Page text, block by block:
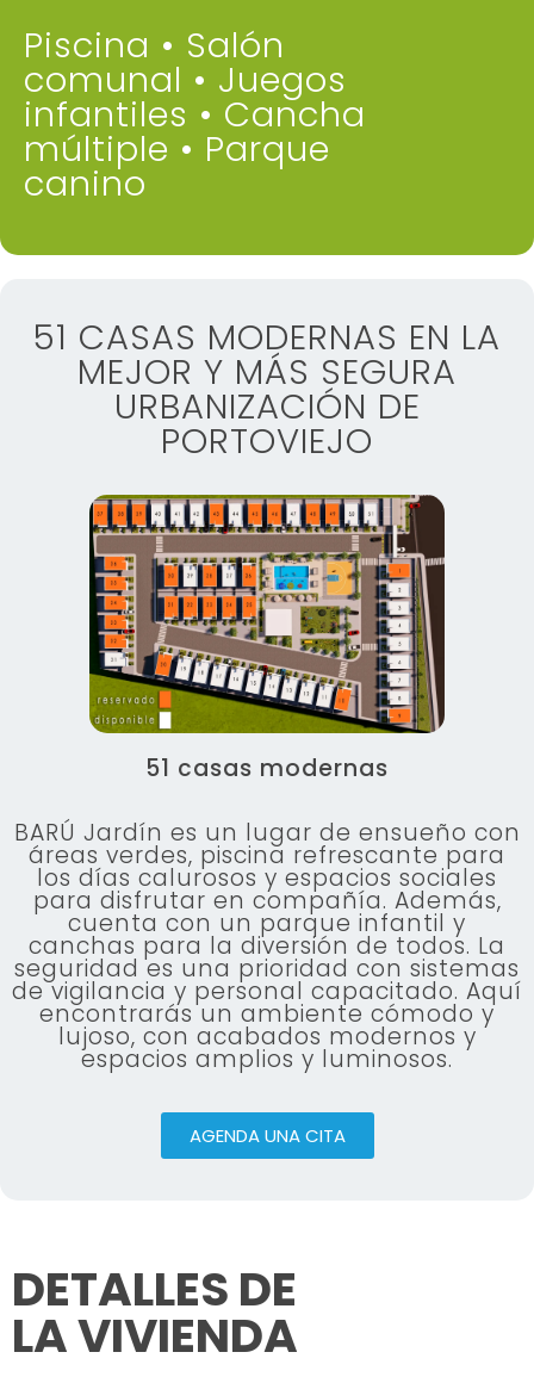
Piscina • Salón
comunal • Juegos
infantiles • Cancha
múltiple • Parque
canino
51 CASAS MODERNAS EN LA
MEJOR Y MÁS SEGURA
URBANIZACIÓN DE
PORTOVIEJO
51 casas modernas
BARÚ Jardín es un lugar de ensueño con
áreas verdes, piscina refrescante para
los días calurosos y espacios sociales
para disfrutar en compañía. Además,
cuenta con un parque infantil y
canchas para la diversión de todos. La
seguridad es una prioridad con sistemas
de vigilancia y personal capacitado. Aquí
encontrarás un ambiente cómodo y
lujoso, con acabados modernos y
espacios amplios y luminosos.
AGENDA UNA CITA
DETALLES DE
LA VIVIENDA